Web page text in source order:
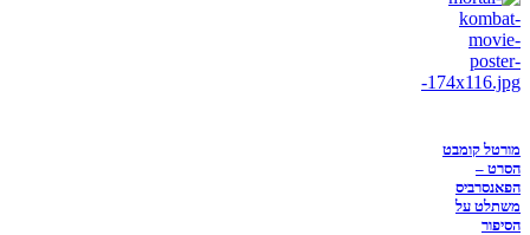
מורטל קומבט
הסרט –
הפאנסרביס
משתלט על
הסיפור